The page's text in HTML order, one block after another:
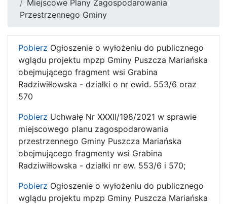
Miejscowe Plany Zagospodarowania
Przestrzennego Gminy
Pobierz Ogłoszenie o wyłożeniu do publicznego
wglądu projektu mpzp Gminy Puszcza Mariańska
obejmującego fragment wsi Grabina
Radziwiłłowska - działki o nr ewid. 553/6 oraz
570
Pobierz Uchwałę Nr XXXII/198/2021 w sprawie
miejscowego planu zagospodarowania
przestrzennego Gminy Puszcza Mariańska
obejmującego fragmenty wsi Grabina
Radziwiłłowska - działki nr ew. 553/6 i 570;
Pobierz Ogłoszenie o wyłożeniu do publicznego
wglądu projektu mpzp Gminy Puszcza Mariańska